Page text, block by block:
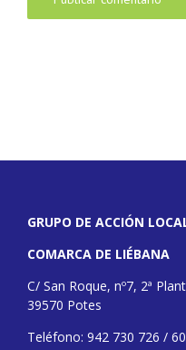
GRUPO DE ACCIÓN
COMARCA DE LIÉBANA
C/ San Roque, nº7, 2ª
39570 Potes
Teléfono: 942 730 726 /